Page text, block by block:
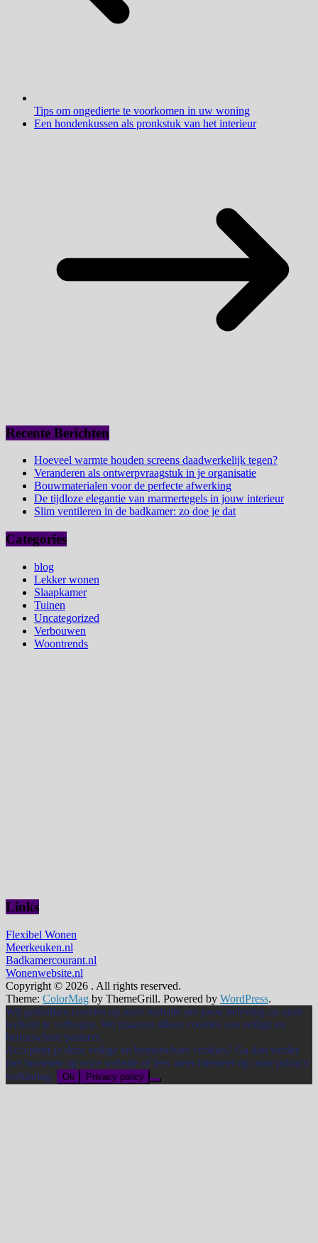
Tips om ongedierte te voorkomen in uw woning
Een hondenkussen als pronkstuk van het interieur
Recente Berichten
Hoeveel warmte houden screens daadwerkelijk tegen?
Veranderen als ontwerpvraagstuk in je organisatie
Bouwmaterialen voor de perfecte afwerking
De tijdloze elegantie van marmertegels in jouw interieur
Slim ventileren in de badkamer: zo doe je dat
Categories
blog
Lekker wonen
Slaapkamer
Tuinen
Uncategorized
Verbouwen
Woontrends
Links
Flexibel Wonen
Meerkeuken.nl
Badkamercourant.nl
Wonenwebsite.nl
Copyright © 2026 . All rights reserved.
Theme: ColorMag by ThemeGrill. Powered by WordPress.
Wij gebruiken cookies op onze website om jouw beleving op onze
website te verhogen. We plaatsen alleen cookies van veilige en
betrouwbare partners.
Accepteer je deze veilige en betrouwbare cookies? Ga dan verder
met browsen op onze website of lees meer hierover op onze privacy
verklaring.
Ok Privacy policy